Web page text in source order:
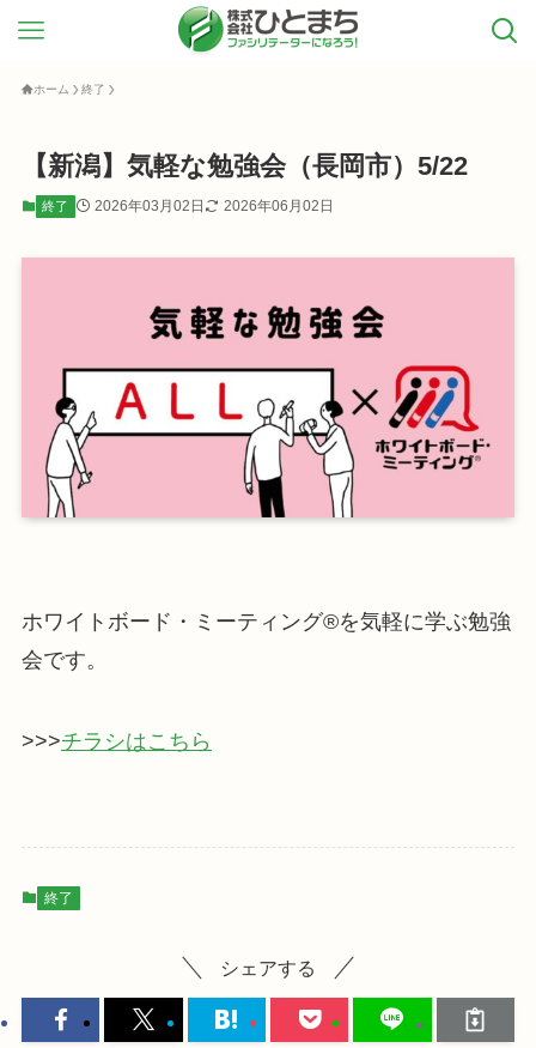
ホーム 終了
【新潟】気軽な勉強会（長岡市）5/22
終了 2026年03月02日 2026年06月02日
ホワイトボード・ミーティング®を気軽に学ぶ勉強
会です。
>>>チラシはこちら
終了
シェアする